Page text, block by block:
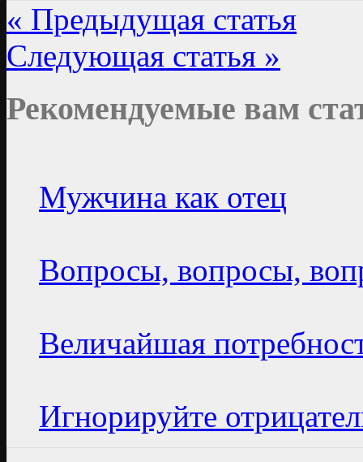
« Предыдущая статья
Следующая статья »
Рекомендуемые вам
Мужчина как отец
Вопросы, вопросы,
Величайшая
Игнорируйте